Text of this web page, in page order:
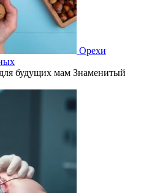
Орехи
будущих мам Знаменитый